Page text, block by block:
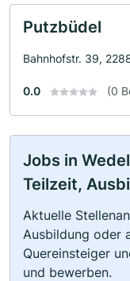
Putzbüdel
Bahnhofstr. 39,
0.0 (0
Jobs in
Teilzeit,
Aktuelle
Ausbildung oder
Quereinsteiger
und bewerben.